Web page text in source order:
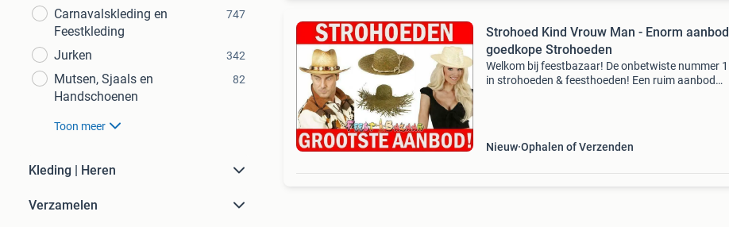
Carnavalskleding en
Feestkleding
747
Jurken 342
Mutsen, Sjaals en
Handschoenen
82
Toon meer
Kleding | Heren
Verzamelen
Strohoed Kind Vrouw Man - Enorm aanbod
goedkope Strohoeden
Welkom bij feestbazaar! De onbetwiste nummer 1
in strohoeden & feesthoeden! Een ruim aanbod
Nieuw Ophalen of Verzenden